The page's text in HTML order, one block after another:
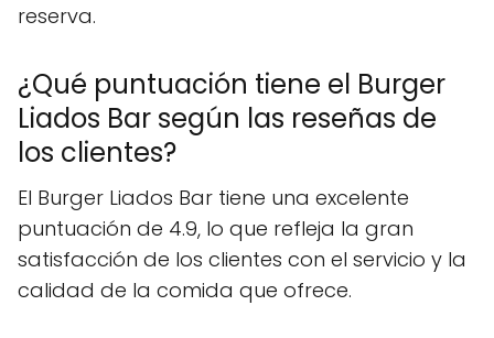
reserva.
¿Qué puntuación tiene el Burger
Liados Bar según las reseñas de
los clientes?
El Burger Liados Bar tiene una excelente
puntuación de 4.9, lo que refleja la gran
satisfacción de los clientes con el servicio y la
calidad de la comida que ofrece.